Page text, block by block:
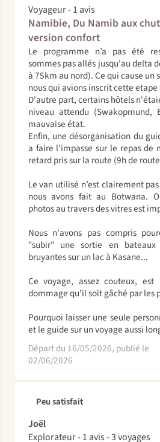
Voyageur - 1 avis
Namibie, Du Namib aux
version confort
Le programme n’a pas été
sommes pas allés jusqu'au delta
à 75km au nord). Ce qui cause un
nous qui avions inscrit cette
D'autre part, certains hôtels
niveau attendu (Swakopmund,
mauvaise état.
Enfin, une désorganisation du
a faire l'impasse sur le repas de
retard pris sur la route (9h de
Le van utilisé n’est clairement
nous avons fait au Botwana.
photos au travers des vitres est
Nous n'avons pas compris
"subir" une sortie en bateaux
bruyantes sur un lac à Kasane...
Ce voyage, assez couteux,
dommage qu'il soit gâché par les
Pourquoi laisser une seule
et le guide sur un voyage aussi
Départ du 16/05/2026, publié le
02/06/2026
Peu satisfait
Joël
Explorateur - 1 avis - 3 voyages